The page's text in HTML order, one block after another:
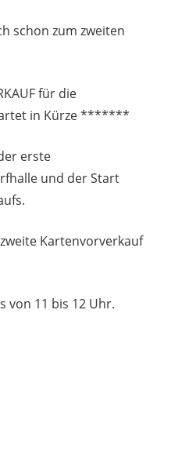
schon zum zweiten
für die
in Kürze *******
erste
und der Start
Kartenvorverkauf
von 11 bis 12 Uhr.